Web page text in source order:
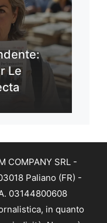
Le
COMPANY SRL -
Paliano (FR) -
03144800608
in quanto